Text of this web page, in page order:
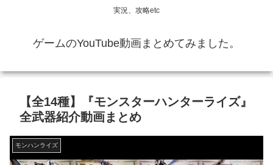
実況、攻略etc
ゲームのYouTube動画まとめてみました。
【全14種】『モンスターハンターライズ』
全武器紹介動画まとめ
モンハンライズ